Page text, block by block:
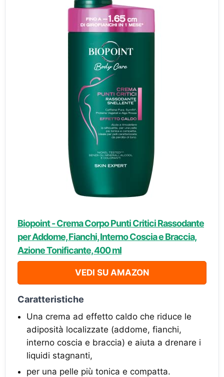
Biopoint - Crema Corpo Punti Critici Rassodante
per Addome, Fianchi, Interno Coscia e Braccia,
Azione Tonificante, 400 ml
VEDI SU AMAZON
Caratteristiche
Una crema ad effetto caldo che riduce le
adiposità localizzate (addome, fianchi,
interno coscia e braccia) e aiuta a drenare i
liquidi stagnanti,
per una pelle più tonica e compatta.